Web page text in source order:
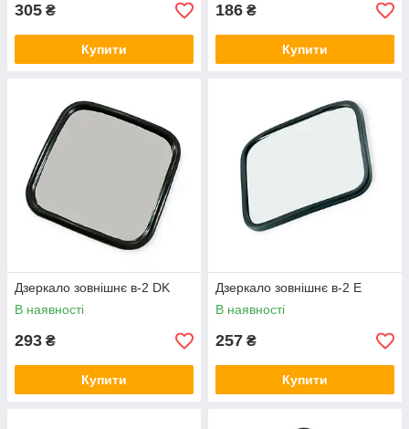
305 ₴
Купити
186 ₴
Купити
Дзеркало зовнішнє в-2 DK
В наявності
293 ₴
Купити
Дзеркало зовнішнє в-2 Е
В наявності
257 ₴
Купити